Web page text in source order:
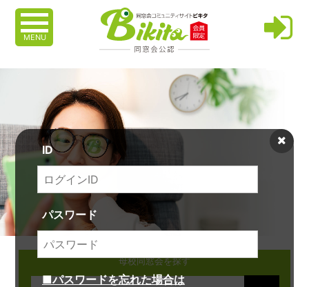
MENU
ID
パスワード
■パスワードを忘れた場合は
母校同窓会を探す